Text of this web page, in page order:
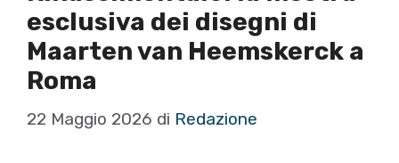
esclusiva dei disegni di
Maarten van Heemskerck a
Roma
22 Maggio 2026 di Redazione